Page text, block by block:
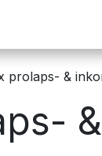
prolaps- &